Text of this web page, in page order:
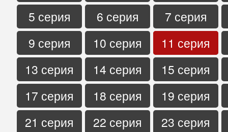
5 серия
6 серия
7 серия
9 серия
10 серия
11 серия
13 серия
14 серия
15 серия
17 серия
18 серия
19 серия
21 серия
22 серия
23 серия